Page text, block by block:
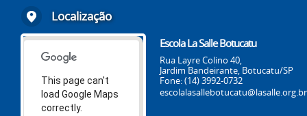
Localização
This page can't
load Google Maps
correctly.
Escola La Salle Botucatu
Rua Layre Colino 40,
Jardim Bandeirante, Botucatu/SP
Fone: (14) 3992-0732
escolalasallebotucatu@lasalle.org.br